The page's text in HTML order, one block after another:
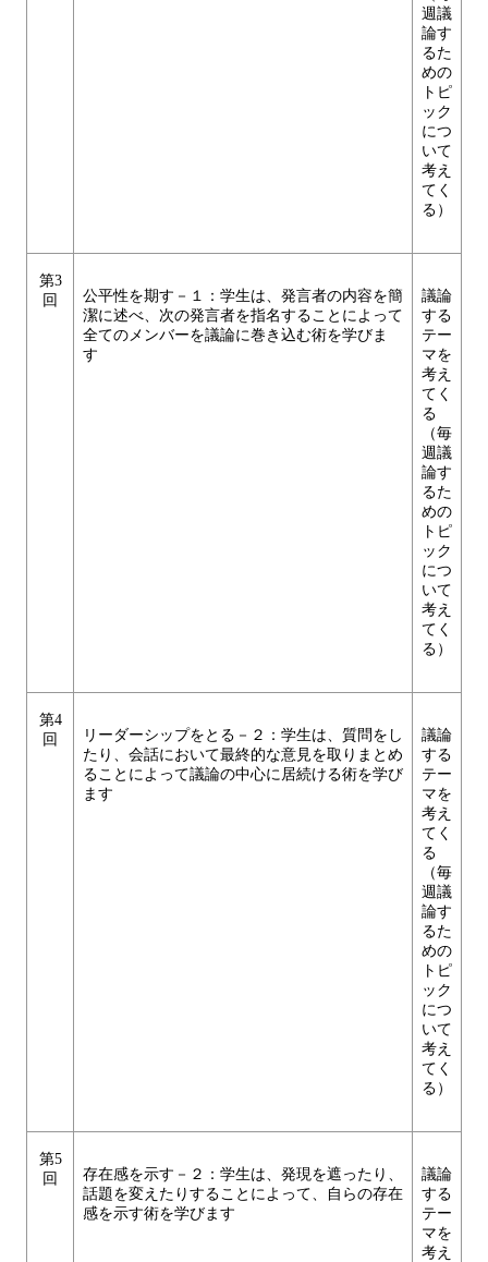
週議
論す
るた
めの
トピ
ック
につ
いて
考え
てく
る）
第3
回
公平性を期す－１：学生は、発言者の内容を簡
潔に述べ、次の発言者を指名することによって
全てのメンバーを議論に巻き込む術を学びま
す
議論
する
テー
マを
考え
てく
る
（毎
週議
論す
るた
めの
トピ
ック
につ
いて
考え
てく
る）
第4
回
リーダーシップをとる－２：学生は、質問をし
たり、会話において最終的な意見を取りまとめ
ることによって議論の中心に居続ける術を学び
ます
議論
する
テー
マを
考え
てく
る
（毎
週議
論す
るた
めの
トピ
ック
につ
いて
考え
てく
る）
第5
回
存在感を示す－２：学生は、発現を遮ったり、
話題を変えたりすることによって、自らの存在
感を示す術を学びます
議論
する
テー
マを
考え